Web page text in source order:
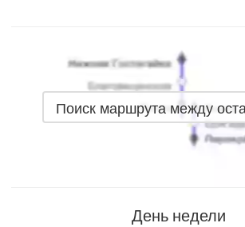
Поиск маршрута между
День недели